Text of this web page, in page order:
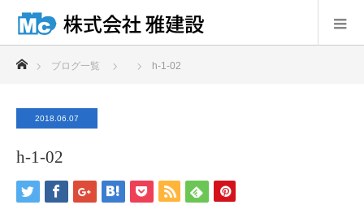
ブログ一覧 h-1-02
2018.06.07
h-1-02